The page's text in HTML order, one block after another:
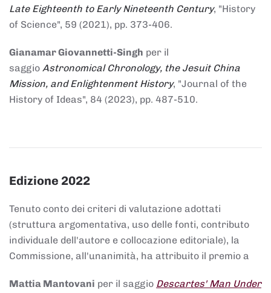
Late Eighteenth to Early Nineteenth Century, "History
of Science", 59 (2021), pp. 373-406.
Gianamar Giovannetti-Singh per il
saggio Astronomical Chronology, the Jesuit China
Mission, and Enlightenment History, "Journal of the
History of Ideas", 84 (2023), pp. 487-510.
Edizione 2022
Tenuto conto dei criteri di valutazione adottati
(struttura argomentativa, uso delle fonti, contributo
individuale dell'autore e collocazione editoriale), la
Commissione, all'unanimità, ha attribuito il premio a
Mattia Mantovani per il saggio Descartes' Man Under